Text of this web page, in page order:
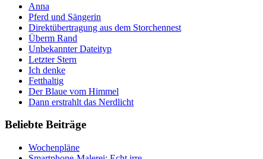
Anna
Pferd und Sängerin
Direktübertragung aus dem Storchennest
Überm Rand
Unbekannter Dateityp
Letzter Stern
Ich denke
Fetthaltig
Der Blaue vom Himmel
Dann erstrahlt das Nerdlicht
Beliebte Beiträge
Wochenpläne